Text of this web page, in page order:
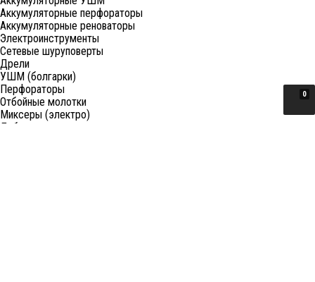
0
Аккумуляторные перфораторы
Аккумуляторные реноваторы
Электроинструменты
Сетевые шуруповерты
Дрели
УШМ (болгарки)
Перфораторы
Отбойные молотки
Миксеры (электро)
Лобзики